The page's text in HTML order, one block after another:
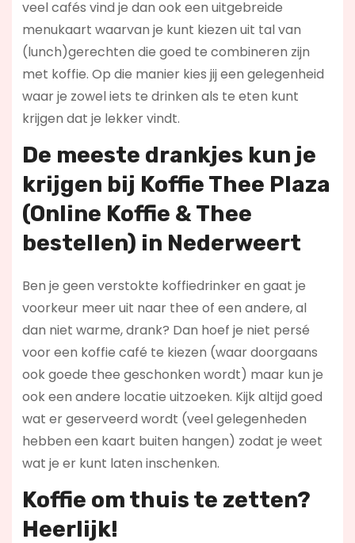
veel cafés vind je dan ook een uitgebreide
menukaart waarvan je kunt kiezen uit tal van
(lunch)gerechten die goed te combineren zijn
met koffie. Op die manier kies jij een gelegenheid
waar je zowel iets te drinken als te eten kunt
krijgen dat je lekker vindt.
De meeste drankjes kun je
krijgen bij Koffie Thee Plaza
(Online Koffie & Thee
bestellen) in Nederweert
Ben je geen verstokte koffiedrinker en gaat je
voorkeur meer uit naar thee of een andere, al
dan niet warme, drank? Dan hoef je niet persé
voor een koffie café te kiezen (waar doorgaans
ook goede thee geschonken wordt) maar kun je
ook een andere locatie uitzoeken. Kijk altijd goed
wat er geserveerd wordt (veel gelegenheden
hebben een kaart buiten hangen) zodat je weet
wat je er kunt laten inschenken.
Koffie om thuis te zetten?
Heerlijk!